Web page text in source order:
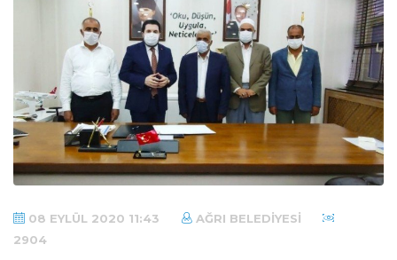
08 EYLÜL 2020 11:43
AĞRI BELEDIYESI
2904